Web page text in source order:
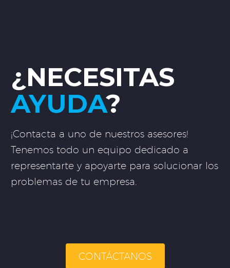
¿NECESITAS
AYUDA?
¡Contacta a uno de nuestros asesores!
Tenemos todo un equipo dedicado a
representarte y apoyarte para solucionar los
problemas de tu empresa.
CONTÁCTANOS